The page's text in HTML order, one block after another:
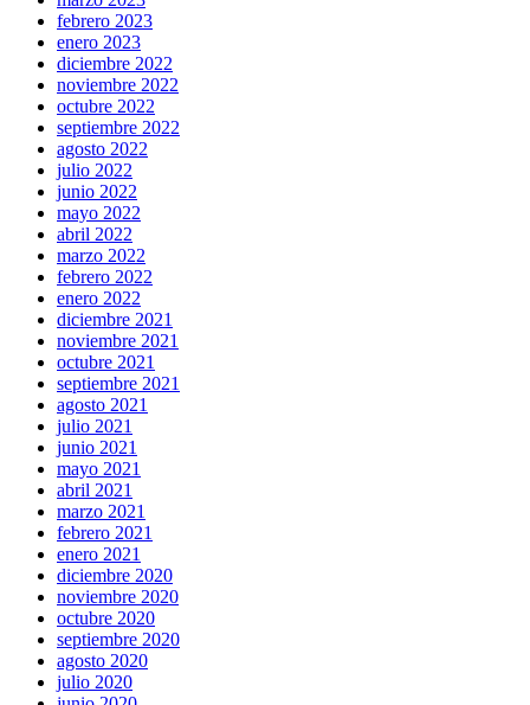
febrero 2023
enero 2023
diciembre 2022
noviembre 2022
octubre 2022
septiembre 2022
agosto 2022
julio 2022
junio 2022
mayo 2022
abril 2022
marzo 2022
febrero 2022
enero 2022
diciembre 2021
noviembre 2021
octubre 2021
septiembre 2021
agosto 2021
julio 2021
junio 2021
mayo 2021
abril 2021
marzo 2021
febrero 2021
enero 2021
diciembre 2020
noviembre 2020
octubre 2020
septiembre 2020
agosto 2020
julio 2020